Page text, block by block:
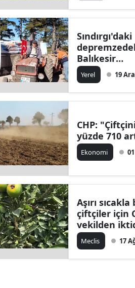
Sındırgı'daki
Balıkesir
çuval
desteği!
Yerel 19
CHP:
yüzde 710
Ekonomi
Aşırı
çiftçiler için
vekilden
Meclis 17